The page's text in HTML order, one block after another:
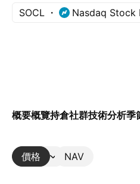
SOCL Nasdaq Stock
概要概覽持倉社群技術分析季
價格 NAV
更多